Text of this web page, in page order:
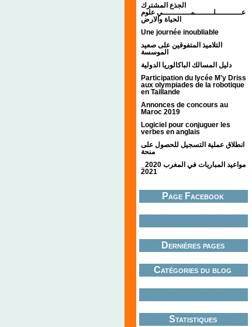
الجذع المشترك
عـــــــــــلــــــــمــــــــــــي علوم
الحياة والارض
Une journée inoubliable
التلاميذ المتفوقين على صعيد
الموسسة
دليل المسالك الباكالوريا الدولية
Participation du lycée M'y Driss
aux olympiades de la robotique
en Taillande
Annonces de concours au
Maroc 2019
Logiciel pour conjuguer les
verbes en anglais
انطلاق عملية التسجيل للحصول على
منحة
2021
Page Facebook
Dernières pages
Catégories du blog
Statistiques